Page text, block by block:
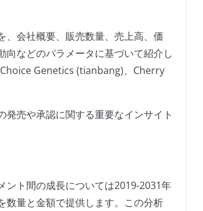
、会社概要、販売数量、売上高、価
などのパラメータに基づいて紹介し
Genetics (tianbang)、Cherry
売や承認に関する重要なインサイト
ント間の成長については2019-2031年
数量と金額で提供します。この分析